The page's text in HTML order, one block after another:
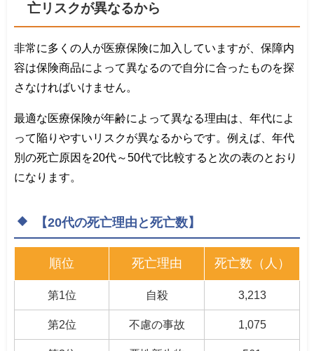
亡リスクが異なるから
非常に多くの人が医療保険に加入していますが、保障内
容は保険商品によって異なるので自分に合ったものを探
さなければいけません。
最適な医療保険が年齢によって異なる理由は、年代によ
って陥りやすいリスクが異なるからです。例えば、年代
別の死亡原因を20代～50代で比較すると次の表のとおり
になります。
【20代の死亡理由と死亡数】
順位 死亡理由 死亡数（人）
第1位 自殺 3,213
第2位 不慮の事故 1,075